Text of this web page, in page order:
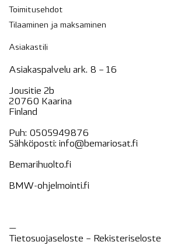
Toimitusehdot
Tilaaminen ja maksaminen
Asiakastili
Asiakaspalvelu ark. 8 – 16
Jousitie 2b
20760 Kaarina
Finland
Puh: 0505949876
Sähköposti: info@bemariosat.fi
Bemarihuolto.fi
BMW-ohjelmointi.fi
—
Tietosuojaseloste – Rekisteriseloste